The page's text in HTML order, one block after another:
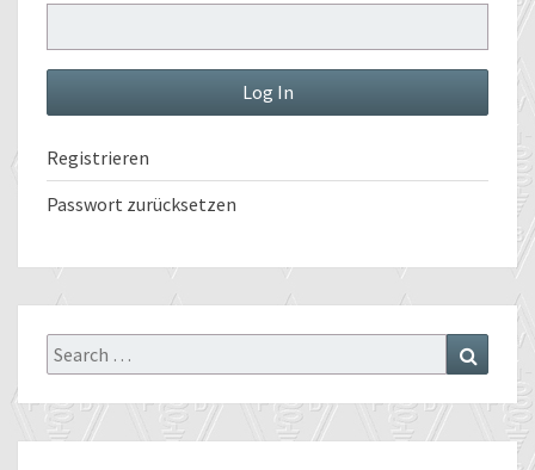
Registrieren
Passwort zurücksetzen
Search
for:
Search